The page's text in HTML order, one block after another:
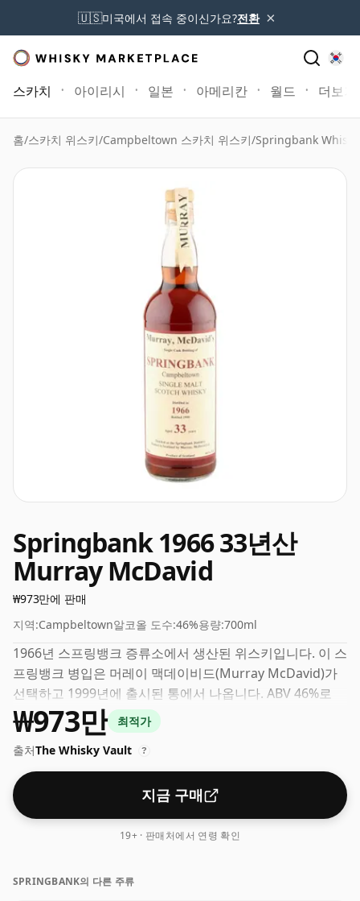
🇺🇸미국에서 접속 중이신가요?전환 ×
스카치 아이리시 일본 아메리칸 월드 더보기
홈/스카치 위스키/Campbeltown 스카치 위스키/Springbank Whisky
Springbank 1966 33년산
Murray McDavid
₩973만에 판매
지역:Campbeltown알코올 도수:46%용량:700ml
1966년 스프링뱅크 증류소에서 생산된 위스키입니다. 이 스
프링뱅크 병입은 머레이 맥데이비드(Murray McDavid)가
선택하고 1999년에 출시된 통에서 나옵니다. ABV 46%로
병입된 위스키를 보는 것은 항상 반가운 일이며, 이 제품은
일반 크기인 70cl로 배송됩니다.
₩973만
최적가
출처The Whisky Vault ?
지금 구매
19+ · 판매처에서 연령 확인
SPRINGBANK의 다른 주류